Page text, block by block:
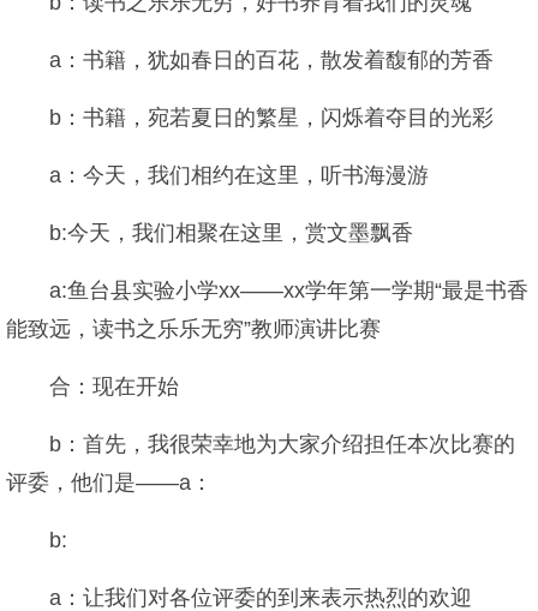
a：书籍，犹如春日的百花，散发着馥郁的芳香
b：书籍，宛若夏日的繁星，闪烁着夺目的光彩
a：今天，我们相约在这里，听书海漫游
b:今天，我们相聚在这里，赏文墨飘香
a:鱼台县实验小学xx——xx学年第一学期“最是书香
能致远，读书之乐乐无穷”教师演讲比赛
合：现在开始
b：首先，我很荣幸地为大家介绍担任本次比赛的
评委，他们是——a：
b:
a：让我们对各位评委的到来表示热烈的欢迎